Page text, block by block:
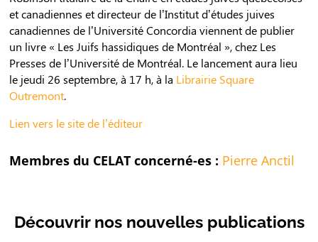
et canadiennes et directeur de l’Institut d’études juives
canadiennes de l’Université Concordia viennent de publier
un livre « Les Juifs hassidiques de Montréal », chez Les
Presses de l’Université de Montréal. Le lancement aura lieu
le jeudi 26 septembre, à 17 h, à la Librairie Square
Outremont.
Lien vers le site de l’éditeur
Membres du CELAT concerné-es : Pierre Anctil
Découvrir nos nouvelles publications